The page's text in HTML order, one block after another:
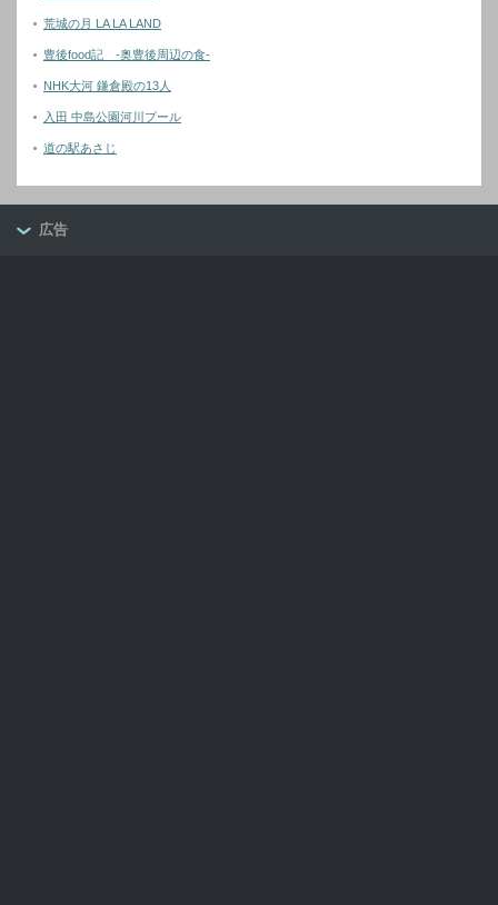
荒城の月 LA LA LAND
豊後food記 -奥豊後周辺の食-
NHK大河 鎌倉殿の13人
入田 中島公園河川プール
道の駅あさじ
広告